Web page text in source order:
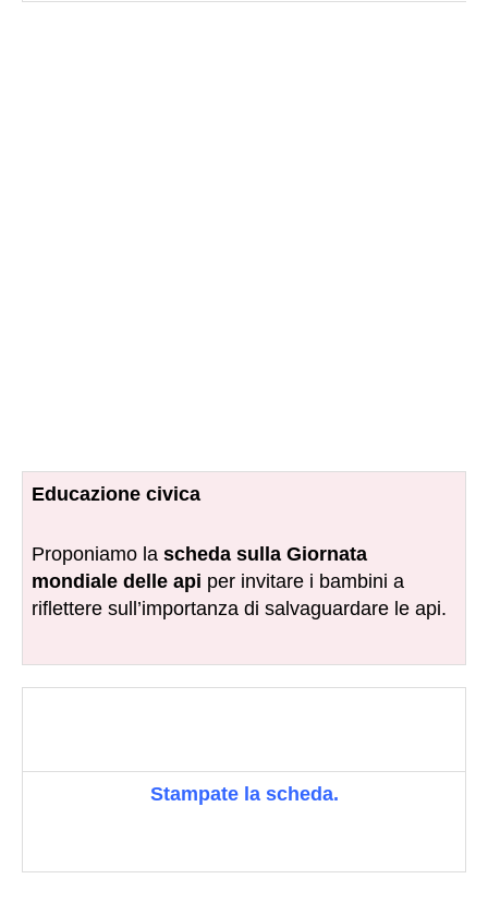
Educazione civica
Proponiamo la scheda sulla Giornata
mondiale delle api per invitare i bambini a
riflettere sull’importanza di salvaguardare le api.
Stampate la scheda.